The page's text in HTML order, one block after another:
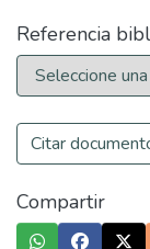
Referencia
Citar
Compartir